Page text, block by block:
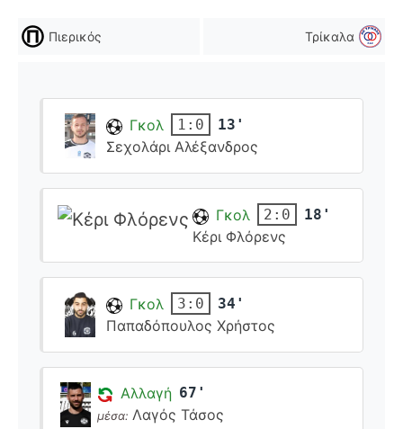
Πιερικός Τρίκαλα
Γκολ 1:0 13'
Σεχολάρι Αλέξανδρος
Γκολ 2:0 18'
Κέρι Φλόρενς
Γκολ 3:0 34'
Παπαδόπουλος Χρήστος
Αλλαγή 67'
μέσα: Λαγός Τάσος